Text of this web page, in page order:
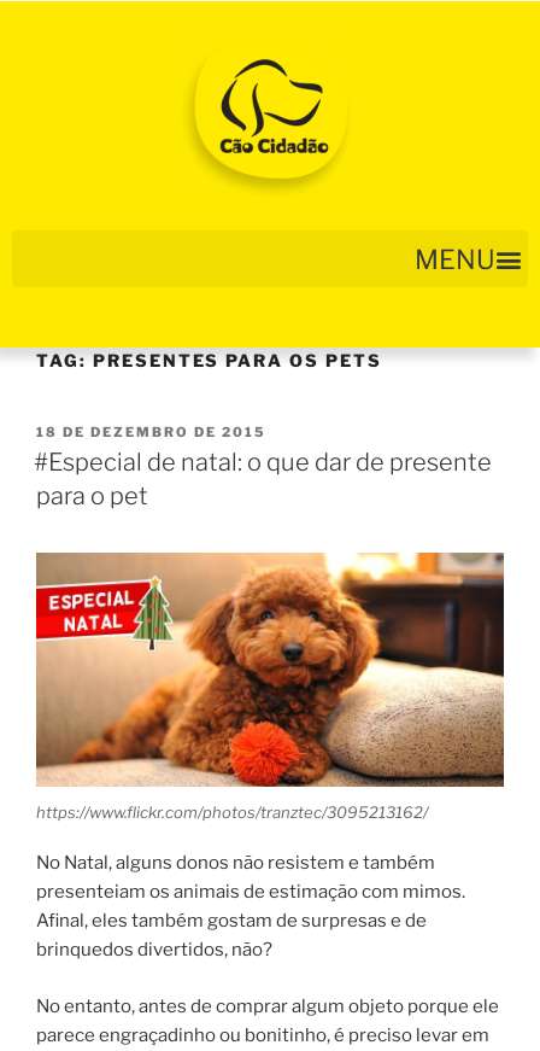
TAG:PRESENTES PARA OS PETS
18 DE DEZEMBRO DE 2015
#Especial de natal: o que dar de presente
para o pet
https://www.flickr.com/photos/tranztec/3095213162/
No Natal, alguns donos não resistem e também
presenteiam os animais de estimação com mimos.
Afinal, eles também gostam de surpresas e de
brinquedos divertidos, não?
No entanto, antes de comprar algum objeto porque ele
parece engraçadinho ou bonitinho, é preciso levar em